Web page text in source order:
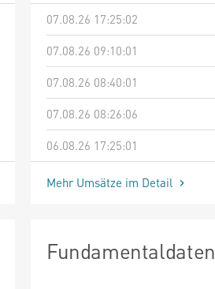
07.08.26 17:25:02
07.08.26 09:10:01
07.08.26 08:40:01
07.08.26 08:26:06
06.08.26 17:25:01
Mehr Umsätze im Detail
Fundamentaldaten